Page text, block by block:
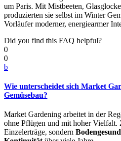
um Paris. Mit Mistbeeten,
produzierten sie selbst im Winter
Vorläufer moderner, energiearmer
Did you find this FAQ helpful?
0
0
b
Wie unterscheidet sich Market
Gemüsebau?
Market Gardening arbeitet in der
ohne Pflügen und mit hoher Vielfalt.
Einzelerträge, sondern